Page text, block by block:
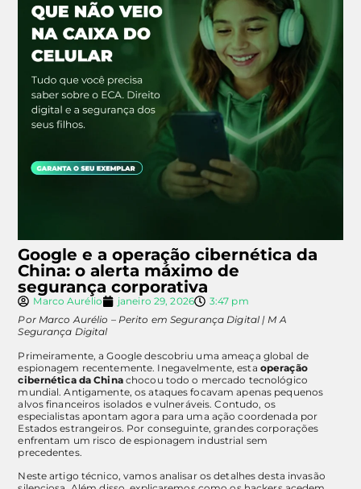
Google e a operação cibernética da
China: o alerta máximo de
segurança corporativa
Marco Aurélio janeiro 29, 2026
3:47 pm
Por Marco Aurélio – Perito em Segurança Digital | M A
Segurança Digital
Primeiramente, a Google descobriu uma ameaça global de
espionagem recentemente. Inegavelmente, esta operação
cibernética da Chinachocou todo o mercado tecnológico
mundial. Antigamente, os ataques focavam apenas pequenos
alvos financeiros isolados e vulneráveis. Contudo, os
especialistas apontam agora para uma ação coordenada por
Estados estrangeiros. Por conseguinte, grandes corporações
enfrentam um risco de espionagem industrial sem
precedentes.
Neste artigo técnico, vamos analisar os detalhes desta invasão